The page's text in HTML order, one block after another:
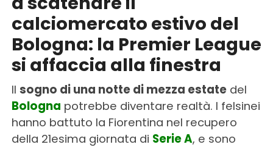
calciomercato estivo del
Bologna: la Premier League
si affaccia alla finestra
Il sogno di una notte di mezza estatedel
Bologna potrebbe diventare realtà. I felsinei
hanno battuto la Fiorentina nel recupero
della 21esima giornata di Serie A, e sono